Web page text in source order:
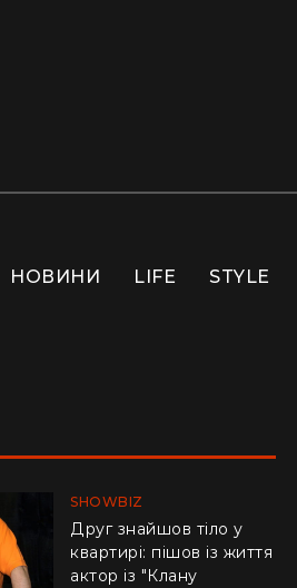
НОВИНИ LIFE STYLE
SHOWBIZ
Друг знайшов тіло у
квартирі: пішов із життя
актор із "Клану